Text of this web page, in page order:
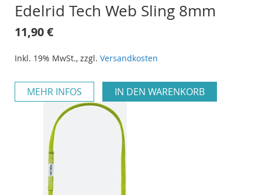
Edelrid Tech Web Sling 8mm
11,90 €
Inkl. 19% MwSt., zzgl. Versandkosten
MEHR INFOS IN DEN WARENKORB